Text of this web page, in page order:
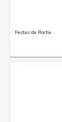
Festas da Rocha